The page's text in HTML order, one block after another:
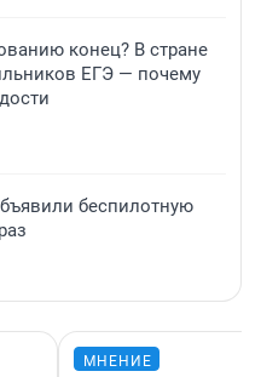
конец? В стране
ЕГЭ — почему
беспилотную
МНЕНИЕ